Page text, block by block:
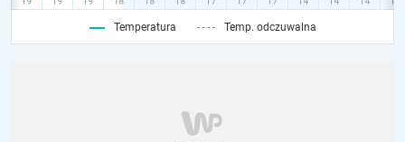
Temperatura Temp. odczuwalna